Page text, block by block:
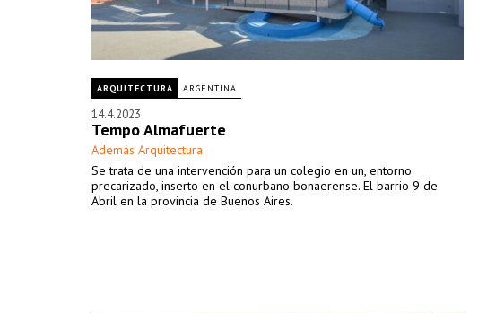
ARQUITECTURA ARGENTINA
14.4.2023
Tempo Almafuerte
Además Arquitectura
Se trata de una intervención para un colegio en un, entorno
precarizado, inserto en el conurbano bonaerense. El barrio 9 de
Abril en la provincia de Buenos Aires.